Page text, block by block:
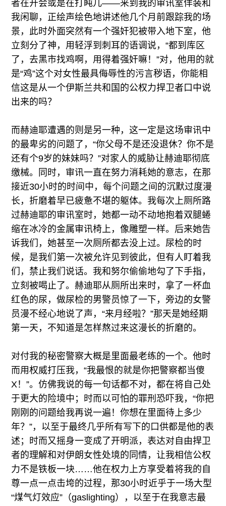
者在开会或是在打盹儿——来到我的审讯室佯装和
我闲聊，正绘声绘色地讲述他几个月前跟踪我的场
景，此时外面突然有一个强奸犯被带入地下室，他
立刻分了神，用轻浮到刺耳的语调说，“都到库区
了，去黑市找鸡啊，用得着强奸嘛！”对，他用的就
是“鸡”这个对女性最具侮辱性的污言秽语，你能相
信这是从一个伊斯兰共和国的公权力捍卫者口中说
出来的吗？
而赫迪耶遭遇的则是另一种，这一定是这场审讯中
的最卑劣的问题了，“你父母不是还没退休？你不是
还有个9岁的妹妹吗？”对家人的威胁让赫迪耶彻底
缴械。
同时，审讯一直在努力消耗她的意志，在那
接近30小时的时间中，每个问题之间的沉默过度漫
长，折磨着早已疲惫不堪的躯体。我每次上厕所路
过赫迪耶的审讯室时，她都一动不动地抱着双腿蜷
缩在冰冷的金属审讯椅上，像雕塑一样。后来她告
诉我们，她甚至一次厕所都去没上过。尿检的时
候，是我们第一次被允许见到彼此，但有人盯着我
们，禁止我们说话。我和努尔偷偷地勾了下手指，
立刻被喝止了。赫迪耶从厕所出来时，拿了一杯血
红色的尿，做尿检的男警员惊了一下，旁边的女警
员漫不经心地说了声，“来月经啦？”那天是她经期
第一天，不知道是怎样熬过来这漫长的折磨的。
对付我的秘密警察大概是里面最老练的一个。他时
而用权威打压我，“我最恨的就是你把警察都当傻
X！”。仿佛我说的每一句话都不对，都在将自己处
于更大的险境中；时而以可怕的罪刑恐吓我，“你把
刚刚的问题给我再说一遍！你想在里面待上多少
年？”，以至于最终几乎所有写下的口供都是他的表
述；时而又摇身一变成了开明派，表达对自由捍卫
者的理解和对伊朗女性处境的同情，让我相信公权
力不是铁板一块……他在权力上方享受着将我的自
尊一点一点击垮的过程，那30小时近乎于一场大型
“煤气灯效应”（gaslighting），以至于在我意志最